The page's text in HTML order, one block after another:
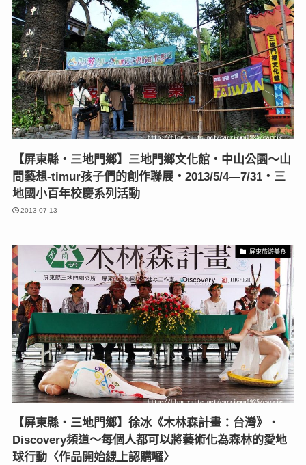
【屏東縣‧三地門鄉】三地門鄉文化館‧中山公園～山
間藝想-timur孩子們的創作聯展‧2013/5/4—7/31‧三
地國小百年校慶系列活動
2013-07-13
屏東旅遊美食
【屏東縣‧三地門鄉】徐冰《木林森計畫：台灣》‧
Discovery頻道～每個人都可以將藝術化為森林的愛地
球行動〈作品開始線上認購囉〉